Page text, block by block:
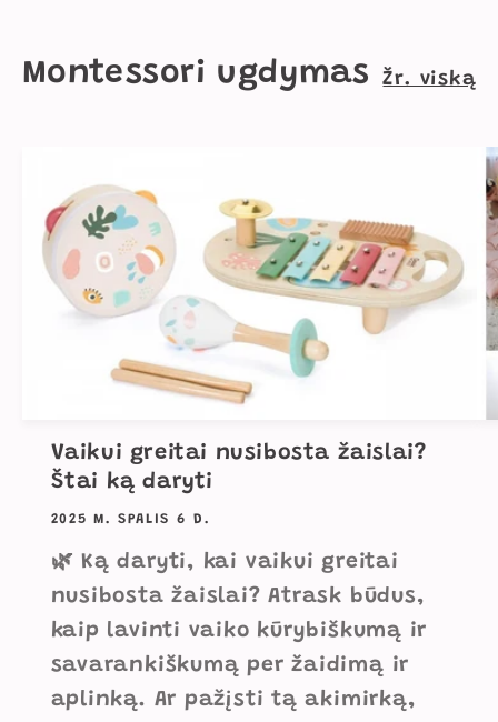
Montessori ugdymas Žr. viską
Vaikui greitai nusibosta žaislai?
Štai ką daryti
2025 M. SPALIS 6 D.
🌿 Ką daryti, kai vaikui greitai
nusibosta žaislai? Atrask būdus,
kaip lavinti vaiko kūrybiškumą ir
savarankiškumą per žaidimą ir
aplinką. Ar pažįsti tą akimirką,